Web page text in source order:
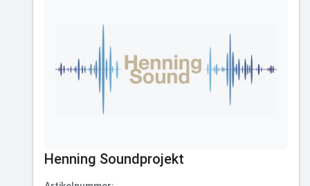
Henning Soundprojekt